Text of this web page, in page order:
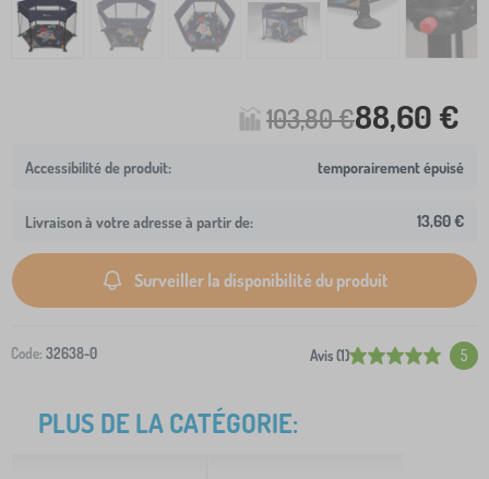
103,80 €88,60 €
temporairement épuisé
Livraison à votre adresse à partir de: 13,60 €
Surveiller la disponibilité du produit
Code: 32638-0 Avis (1) 5
PLUS DE LA CATÉGORIE: